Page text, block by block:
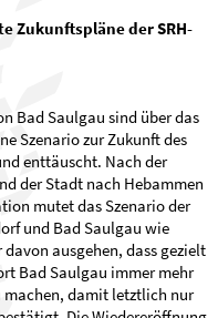
Zukunftspläne der SRH-
Bad Saulgau sind über das
Szenario zur Zukunft des
enttäuscht. Nach der
der Stadt nach Hebammen
mutet das Szenario der
und Bad Saulgau wie
ausgehen, dass gezielt
Bad Saulgau immer mehr
damit letztlich nur